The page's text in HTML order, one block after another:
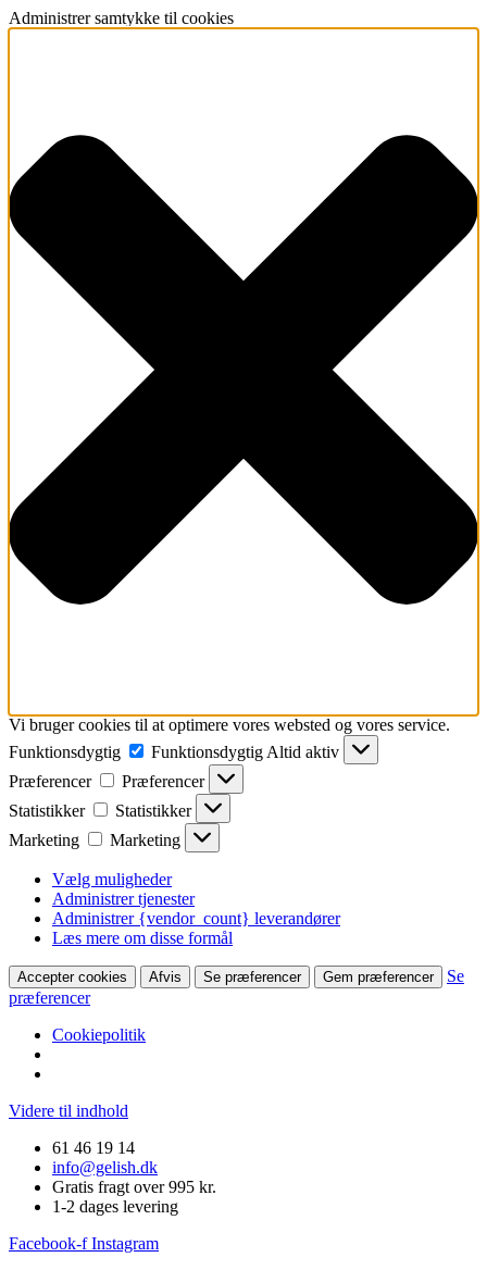
Administrer samtykke til cookies
Vi bruger cookies til at optimere vores websted og vores service.
Funktionsdygtig
Funktionsdygtig Altid aktiv
Præferencer
Præferencer
Statistikker
Statistikker
Marketing
Marketing
Vælg muligheder
Administrer tjenester
Administrer {vendor_count} leverandører
Læs mere om disse formål
Accepter cookies Afvis Se præferencer Gem præferencer
Se
præferencer
Cookiepolitik
Videre til indhold
61 46 19 14
info@gelish.dk
Gratis fragt over 995 kr.
1-2 dages levering
Facebook-f Instagram